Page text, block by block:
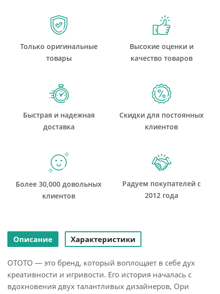
Только оригинальные
товары
Высокие оценки и
качество товаров
Быстрая и надежная
доставка
Скидки для постоянных
клиентов
Более 30,000 довольных
клиентов
Радуем покупателей с
2012 года
Описание Характеристики
OTOTO — это бренд, который воплощает в себе дух
креативности и игривости. Его история началась с
вдохновения двух талантливых дизайнеров, Ори